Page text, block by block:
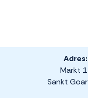
Adres:
Markt 1
Sankt Goar